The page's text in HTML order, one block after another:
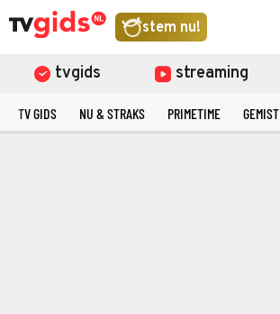
stem nu!
tvgids streaming
TV GIDS NU & STRAKS PRIMETIME GEMIST